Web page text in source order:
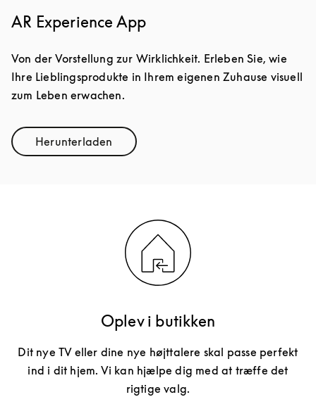
AR Experience App
Von der Vorstellung zur Wirklichkeit. Erleben Sie, wie
Ihre Lieblingsprodukte in Ihrem eigenen Zuhause visuell
zum Leben erwachen.
HerunterladenLink Opens in New Tab
Oplev i butikken
Dit nye TV eller dine nye højttalere skal passe perfekt
ind i dit hjem. Vi kan hjælpe dig med at træffe det
rigtige valg.